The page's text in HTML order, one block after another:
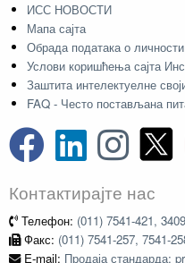
ИСС НОВОСТИ
Мапа сајта
Обрада података о личности
Услови коришћења сајта
Заштита интелектуелне
FAQ - Често постављана
Контактирајте нас
Телефон: (011) 7541-421,
Факс: (011) 7541-257, 7541-
E-mail: Продаја стандарда: